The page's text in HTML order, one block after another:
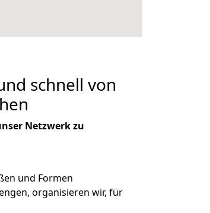
schnell von
Netzwerk zu
und Formen
organisieren wir, für